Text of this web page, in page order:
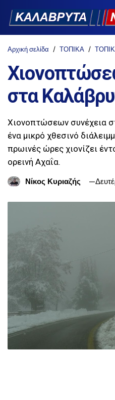
Αρχική σελίδα ΤΟΠΙΚΑ
στα
Χιονοπτώσεων συνέχεια
ένα μικρό χθεσινό
πρωινές ώρες χιονίζει
ορεινή Αχαΐα.
Νίκος Κυριαζής